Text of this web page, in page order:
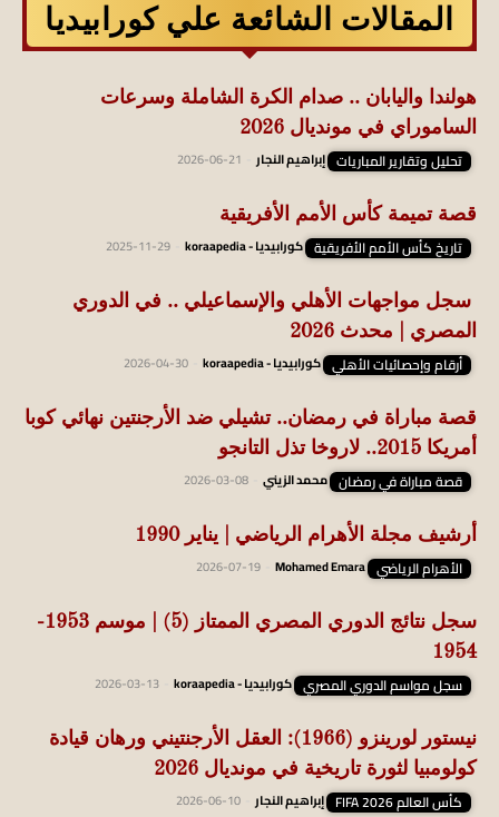
المقالات الشائعة علي كورابيديا
هولندا واليابان .. صدام الكرة الشاملة وسرعات
الساموراي في مونديال 2026
تحليل وتقارير المباريات إبراهيم النجار 2026-06-21
قصة تميمة كأس الأمم الأفريقية
تاريخ كأس الأمم الأفريقية كورابيديا - koraapedia 2025-11-29
سجل مواجهات الأهلي والإسماعيلي .. في الدوري
المصري | محدث 2026
أرقام وإحصائيات الأهلي كورابيديا - koraapedia 2026-04-30
قصة مباراة في رمضان.. تشيلي ضد الأرجنتين نهائي كوبا
أمريكا 2015.. لاروخا تذل التانجو
قصة مباراة في رمضان محمد الزيني 2026-03-08
أرشيف مجلة الأهرام الرياضي | يناير 1990
الأهرام الرياضي Mohamed Emara
2026-07-19
سجل نتائج الدوري المصري الممتاز (5) | موسم 1953-
1954
سجل مواسم الدوري المصري كورابيديا - koraapedia 2026-03-13
نيستور لورينزو (1966): العقل الأرجنتيني ورهان قيادة
كولومبيا لثورة تاريخية في مونديال 2026
كأس العالم FIFA 2026 إبراهيم النجار 2026-06-10